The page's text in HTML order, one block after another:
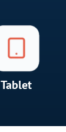
Tablet